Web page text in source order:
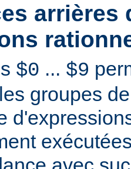
arrières
$0 ... $9
groupes